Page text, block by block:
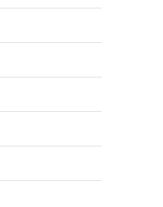
বাংলাদেশে স্মার্টফোন ব্র্যান্ড